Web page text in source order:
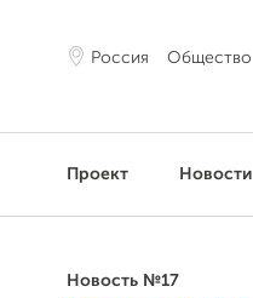
Россия Общество
Проект Новости
Новость №17